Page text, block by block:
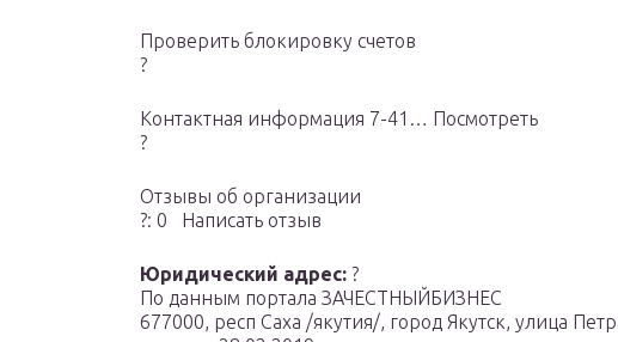
Проверить блокировку cчетов
?
Контактная информация 7-41… Посмотреть
?
Отзывы об организации
?: 0 Написать отзыв
Юридический адрес: ?
По данным портала ЗАЧЕСТНЫЙБИЗНЕС
677000, респ Саха /якутия/, город Якутск, улица